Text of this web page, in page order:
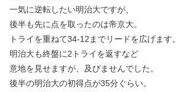
一気に逆転したい明治大ですが、
後半も先に点を取ったのは帝京大。
トライを重ねて34-12までリードを広げます。
明治大も終盤に2トライを返すなど
意地を見せますが、及びませんでした。
後半の明治大の初得点が35分ぐらい。